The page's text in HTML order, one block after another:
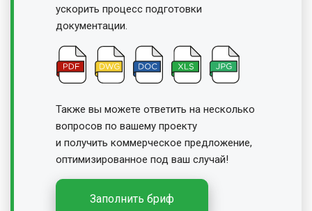
ускорить процесс подготовки
документации.
Также вы можете ответить на несколько
вопросов по вашему проекту
и получить коммерческое предложение,
оптимизированное под ваш случай!
Заполнить бриф